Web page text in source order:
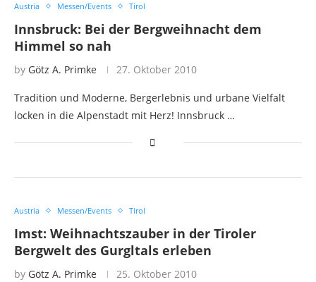
Austria Messen/Events Tirol
Innsbruck: Bei der Bergweihnacht dem
Himmel so nah
by Götz A. Primke 27. Oktober 2010
Tradition und Moderne, Bergerlebnis und urbane Vielfalt
locken in die Alpenstadt mit Herz! Innsbruck …
Austria Messen/Events Tirol
Imst: Weihnachtszauber in der Tiroler
Bergwelt des Gurgltals erleben
by Götz A. Primke 25. Oktober 2010